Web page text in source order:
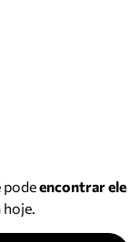
podeencontrar ele
hoje.